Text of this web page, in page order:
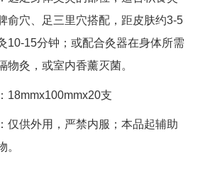
俞穴、足三里穴搭配，距皮肤约3-5
10-15分钟；或配合灸器在身体所需
物灸，或室内香薰灭菌。
18mmx100mmx20支
仅供外用，严禁内服；本品起辅助
。